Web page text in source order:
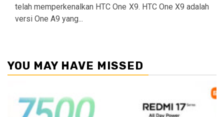
telah memperkenalkan HTC One X9. HTC One X9 adalah
versi One A9 yang...
YOU MAY HAVE MISSED